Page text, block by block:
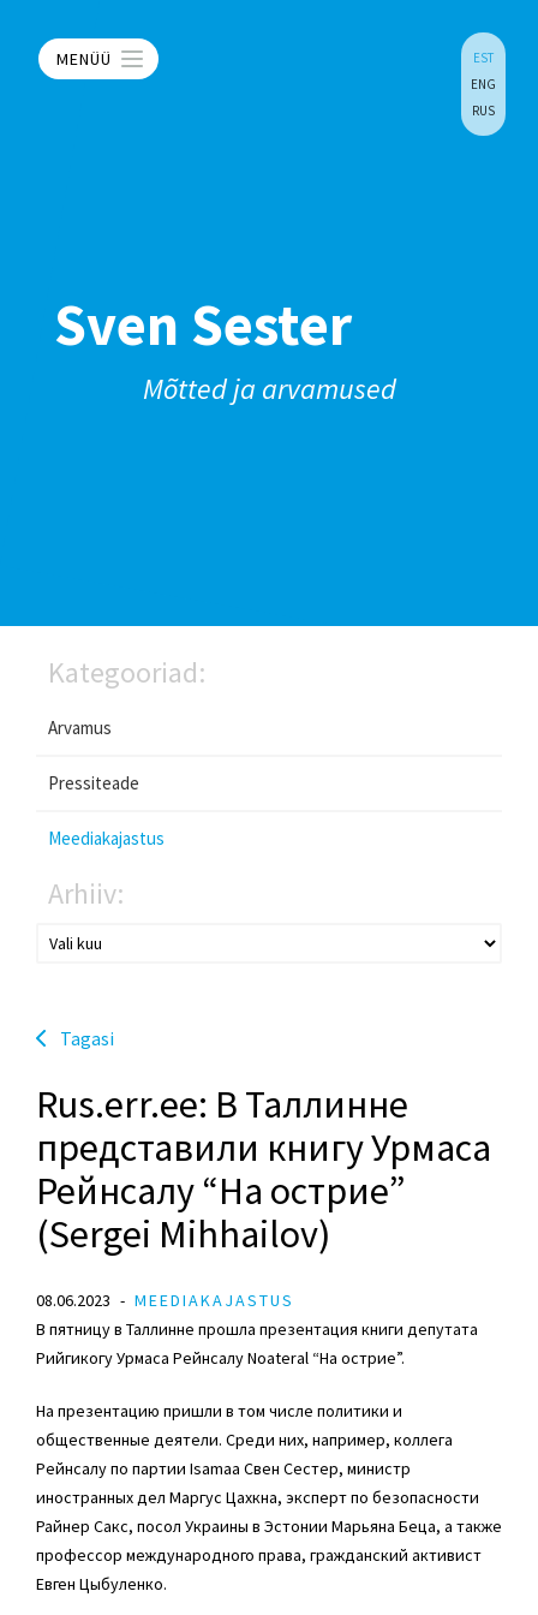
MENÜÜ
EST
ENG
RUS
Sven Sester
Mõtted ja arvamused
Kategooriad:
Arvamus
Pressiteade
Meediakajastus
Arhiiv:
Tagasi
Rus.err.ee: В Таллинне
представили книгу Урмаса
Рейнсалу “На острие”
(Sergei Mihhailov)
08.06.2023
MEEDIAKAJASTUS
В пятницу в Таллинне прошла презентация книги депутата
РийгикогуУрмаса РейнсалуNoateral “На острие”.
На презентацию пришли в том числе политики и
общественные деятели. Среди них, например, коллега
Рейнсалу по партии Isamaa Свен Сестер, министр
иностранных дел Маргус Цахкна, эксперт по безопасности
Райнер Сакс, посол Украины в Эстонии Марьяна Беца, а также
профессор международного права, гражданский активист
Евген Цыбуленко.